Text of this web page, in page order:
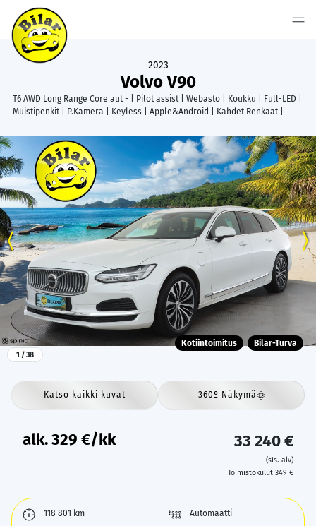
Volvo V90
2023
T6 AWD Long Range Core aut - | Pilot assist | Webasto | Koukku | Full-LED |
Muistipenkit | P.Kamera | Keyless | Apple&Android | Kahdet Renkaat |
1 / 38
Kotiintoimitus Bilar-Turva
Katso kaikki kuvat 360º Näkymä
alk.329 €/kk 33 240 €
(sis. alv)
Toimistokulut 349 €
118 801 km Automaatti